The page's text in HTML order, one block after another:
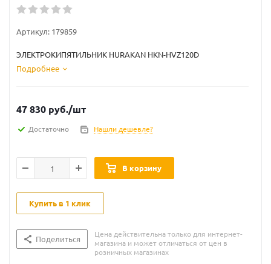
Артикул: 179859
ЭЛЕКТРОКИПЯТИЛЬНИК HURAKAN HKN-HVZ120D
Подробнее
47 830 руб./шт
Достаточно Нашли дешевле?
В корзину
Купить в 1 клик
Поделиться
Цена действительна только для интернет-
магазина и может отличаться от цен в
розничных магазинах